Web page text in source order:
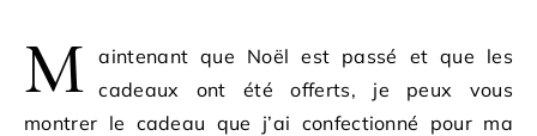
M
aintenant que Noël est passé et que les
cadeaux ont été offerts, je peux vous
montrer le cadeau que j’ai confectionné pour ma